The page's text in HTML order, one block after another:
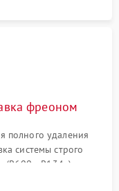
фреоном
полного удаления
системы строго
R134a) по
давления в системе.